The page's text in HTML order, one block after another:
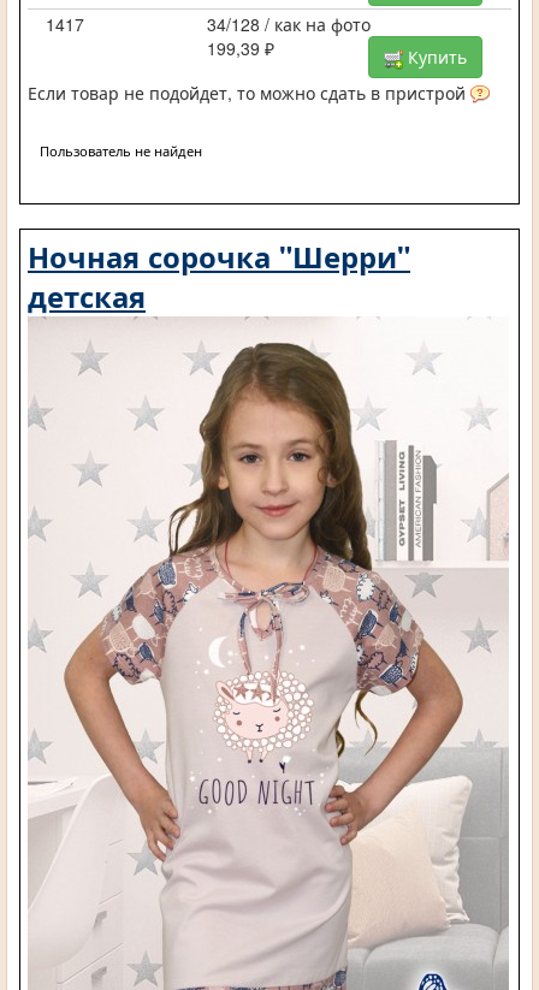
1417
34/128 / как на фото
199,39 ₽
Купить
Если товар не подойдет, то можно сдать в пристрой
Пользователь не найден
Ночная сорочка "Шерри"
детская